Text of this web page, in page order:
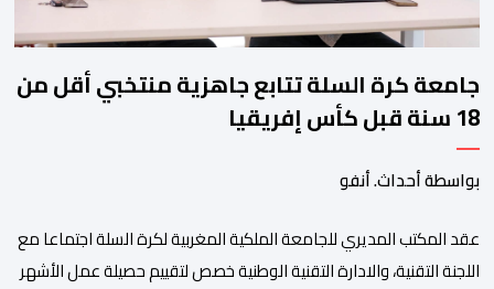
جامعة كرة السلة تتابع جاهزية منتخبي أقل من
18 سنة قبل كأس إفريقيا
بواسطة أحداث. أنفو
عقد المكتب المديري للجامعة الملكية المغربية لكرة السلة اجتماعا مع
اللجنة التقنية، والادارة التقنية الوطنية خصص لتقييم حصيلة عمل الأشهر